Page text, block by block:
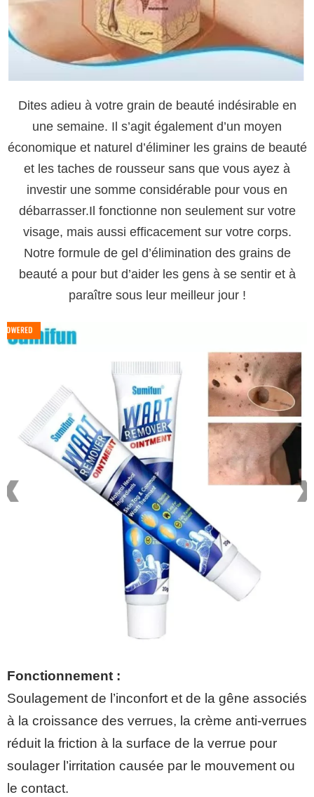
Dites adieu à votre grain de beauté indésirable en
une semaine. Il s’agit également d’un moyen
économique et naturel d’éliminer les grains de beauté
et les taches de rousseur sans que vous ayez à
investir une somme considérable pour vous en
débarrasser.Il fonctionne non seulement sur votre
visage, mais aussi efficacement sur votre corps.
Notre formule de gel d’élimination des grains de
beauté a pour but d’aider les gens à se sentir et à
paraître sous leur meilleur jour !
Fonctionnement :
Soulagement de l’inconfort et de la gêne associés
à la croissance des verrues, la crème anti-verrues
réduit la friction à la surface de la verrue pour
soulager l’irritation causée par le mouvement ou
le contact.